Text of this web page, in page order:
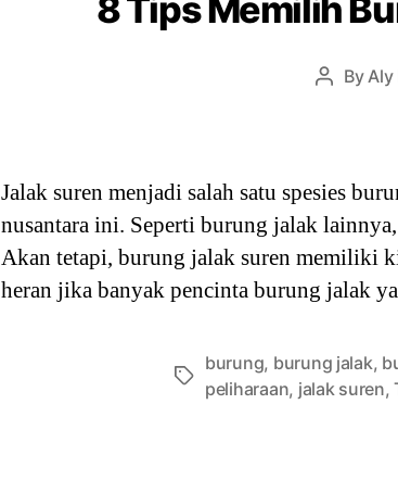
8 Tips Memilih
Post
ByAly
Jalak suren menjadi salah satu spesies
nusantara ini. Seperti burung jalak
Akan tetapi, burung jalak suren memiliki
heran jika banyak pencinta burung jalak
Tags
burung, burung jalak,
peliharaan, jalak suren,